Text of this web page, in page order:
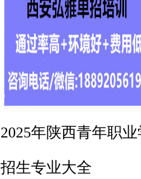
2025年陕西青年职
招生专业大全